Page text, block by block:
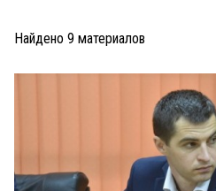
ПРОИСШЕСТВИЯ
Найдено 9 материалов